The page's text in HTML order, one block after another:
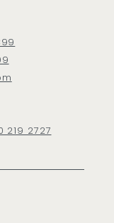
219 2727